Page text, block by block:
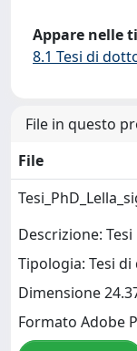
Appare nelle
8.1 Tesi di
File in questo
File
Descrizione:
Tipologia: Tesi
Dimensione
Formato Adobe